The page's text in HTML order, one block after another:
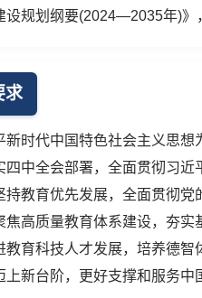
设规划纲要(2024—2035年)》
求
新时代中国特色社会主义思
四中全会部署，全面贯彻习
持教育优先发展，全面贯彻党
焦高质量教育体系建设，夯
教育科技人才发展，培养德
上新台阶，更好支撑和服务中